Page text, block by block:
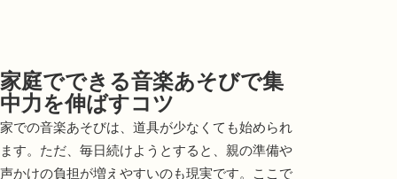
家庭でできる音楽あそびで集
中力を伸ばすコツ
家での音楽あそびは、道具が少なくても始められ
ます。ただ、毎日続けようとすると、親の準備や
声かけの負担が増えやすいのも現実です。ここで